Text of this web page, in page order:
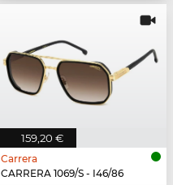
159,20 €
Carrera
CARRERA 1069/S - I46/86